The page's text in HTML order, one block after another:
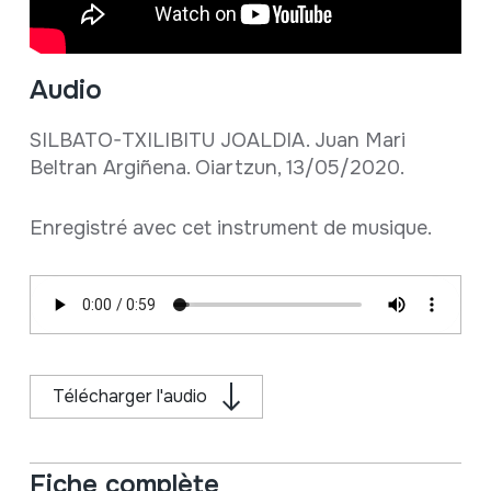
Audio
SILBATO-TXILIBITU JOALDIA. Juan Mari
Beltran Argiñena. Oiartzun, 13/05/2020.
Enregistré avec cet instrument de musique.
Télécharger l'audio